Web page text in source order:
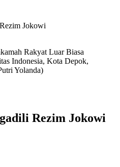
Jokowi
Rakyat Luar Biasa
Indonesia, Kota Depok,
Yolanda)
Rezim Jokowi